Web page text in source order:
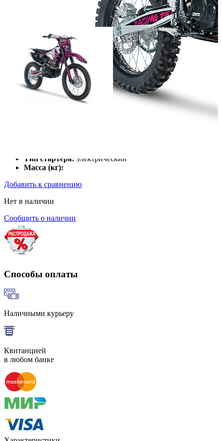
Тип стартера: электрический
Масса (кг):
Добавить к сравнению
Нет в наличии
Сообщить о наличии
Способы оплаты
Наличными курьеру
Квитанцией
в любом банке